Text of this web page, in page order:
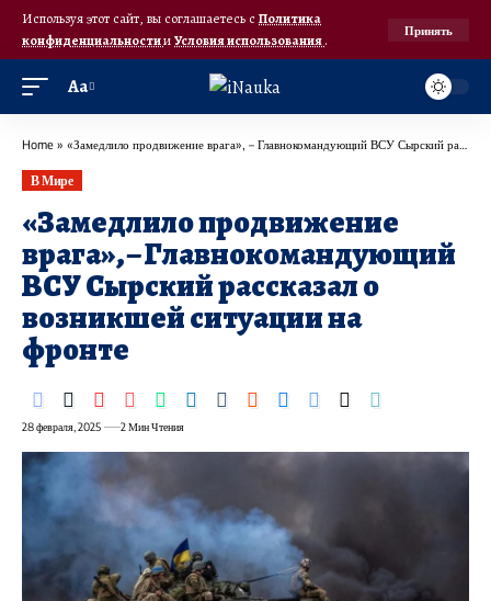
Используя этот сайт, вы соглашаетесь с Политика
конфиденциальностииУсловия использования.
Принять
Аа
Home » «Замедлило продвижение врага», – Главнокомандующий ВСУ Сырский рассказал о возникшей ситуации на фронте
В Мире
«Замедлило продвижение
врага», – Главнокомандующий
ВСУ Сырский рассказал о
возникшей ситуации на
фронте
28 февраля, 2025 2 Мин Чтения